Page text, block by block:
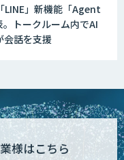
タ分析・画像認識）
のAI受託開発
】映像解析・画像解
LINE」新機能「Agent
トークルーム内でAI
会話を支援
様はこちら